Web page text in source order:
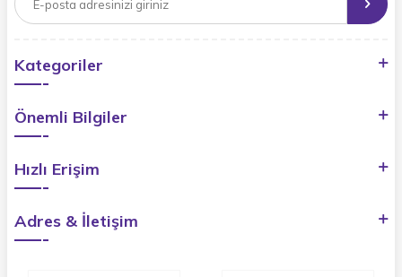
Kategoriler
Önemli Bilgiler
Hızlı Erişim
Adres & İletişim